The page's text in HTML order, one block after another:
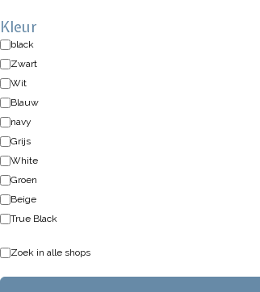
Kleur
black
Zwart
Wit
Blauw
navy
Grijs
White
Groen
Beige
True Black
Zoek in alle shops